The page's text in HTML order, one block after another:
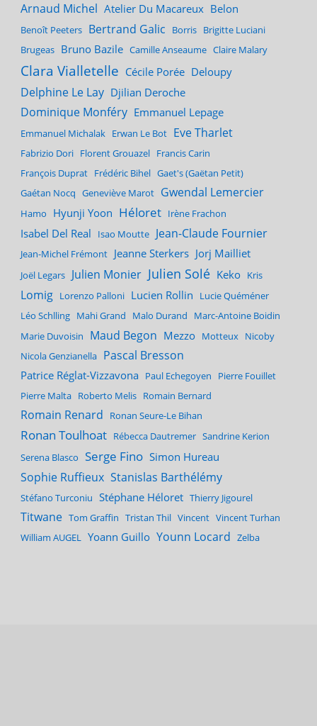
Arnaud Michel Atelier Du Macareux Belon
Benoît Peeters Bertrand Galic Borris Brigitte Luciani
Brugeas Bruno Bazile Camille Anseaume Claire Malary
Clara Vialletelle Cécile Porée Deloupy
Delphine Le Lay Djilian Deroche
Dominique Monféry Emmanuel Lepage
Emmanuel Michalak Erwan Le Bot Eve Tharlet
Fabrizio Dori Florent Grouazel Francis Carin
François Duprat Frédéric Bihel Gaet's (Gaëtan Petit)
Gaétan Nocq Geneviève Marot Gwendal Lemercier
Hamo Hyunji Yoon Héloret Irène Frachon
Isabel Del Real Isao Moutte Jean-Claude Fournier
Jean-Michel Frémont Jeanne Sterkers Jorj Mailliet
Joël Legars Julien Monier Julien Solé Keko Kris
Lomig Lorenzo Palloni Lucien Rollin
Lucie Quéméner
Léo Schlling Mahi Grand Malo Durand
Marc-Antoine Boidin
Marie Duvoisin
Maud Begon Mezzo Motteux Nicoby
Nicola Genzianella Pascal Bresson
Patrice Réglat-Vizzavona Paul Echegoyen
Pierre Fouillet
Pierre Malta Roberto Melis Romain Bernard
Romain Renard Ronan Seure-Le Bihan
Ronan Toulhoat Rébecca Dautremer Sandrine Kerion
Serena Blasco Serge Fino Simon Hureau
Sophie Ruffieux Stanislas Barthélémy
Stéfano Turconiu Stéphane Héloret Thierry Jigourel
Titwane Tom Graffin Tristan Thil Vincent Vincent Turhan
William AUGEL Yoann Guillo Younn Locard Zelba